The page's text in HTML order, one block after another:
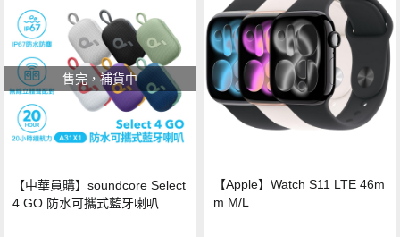
售完，補貨中
【中華員購】soundcore Select
4 GO 防水可攜式藍牙喇叭
【Apple】Watch S11 LTE 46m
m M/L